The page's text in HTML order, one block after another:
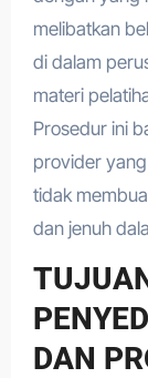
melibatkan
di dalam
materi
Prosedur ini
provider
tidak
dan jenuh
DAN